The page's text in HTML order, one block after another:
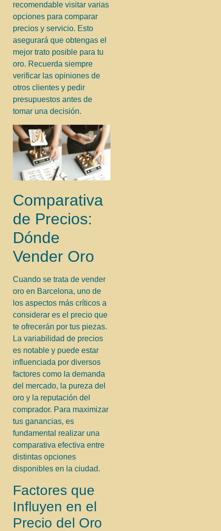
recomendable visitar varias
opciones para comparar
precios y servicio. Esto
asegurará que obtengas el
mejor trato posible para tu
oro. Recuerda siempre
verificar las opiniones de
otros clientes y pedir
presupuestos antes de
tomar una decisión.
Comparativa
de Precios:
Dónde
Vender Oro
Cuando se trata de vender
oro en Barcelona, uno de
los aspectos más críticos a
considerar es el precio que
te ofrecerán por tus piezas.
La variabilidad de precios
es notable y puede estar
influenciada por diversos
factores como la demanda
del mercado, la pureza del
oro y la reputación del
comprador. Para maximizar
tus ganancias, es
fundamental realizar una
comparativa efectiva entre
distintas opciones
disponibles en la ciudad.
Factores que
Influyen en el
Precio del Oro